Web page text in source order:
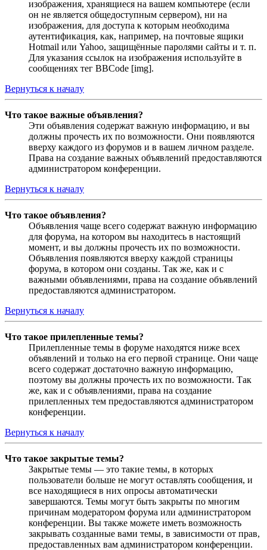
изображения, хранящиеся на вашем компьютере (если
он не является общедоступным сервером), ни на
изображения, для доступа к которым необходима
аутентификация, как, например, на почтовые ящики
Hotmail или Yahoo, защищённые паролями сайты и т. п.
Для указания ссылок на изображения используйте в
сообщениях тег BBCode [img].
Вернуться к началу
Что такое важные объявления?
Эти объявления содержат важную информацию, и вы
должны прочесть их по возможности. Они появляются
вверху каждого из форумов и в вашем личном разделе.
Права на создание важных объявлений предоставляются
администратором конференции.
Вернуться к началу
Что такое объявления?
Объявления чаще всего содержат важную информацию
для форума, на котором вы находитесь в настоящий
момент, и вы должны прочесть их по возможности.
Объявления появляются вверху каждой страницы
форума, в котором они созданы. Так же, как и с
важными объявлениями, права на создание объявлений
предоставляются администратором.
Вернуться к началу
Что такое прилепленные темы?
Прилепленные темы в форуме находятся ниже всех
объявлений и только на его первой странице. Они чаще
всего содержат достаточно важную информацию,
поэтому вы должны прочесть их по возможности. Так
же, как и с объявлениями, права на создание
прилепленных тем предоставляются администратором
конференции.
Вернуться к началу
Что такое закрытые темы?
Закрытые темы — это такие темы, в которых
пользователи больше не могут оставлять сообщения, и
все находящиеся в них опросы автоматически
завершаются. Темы могут быть закрыты по многим
причинам модератором форума или администратором
конференции. Вы также можете иметь возможность
закрывать созданные вами темы, в зависимости от прав,
предоставленных вам администратором конференции.